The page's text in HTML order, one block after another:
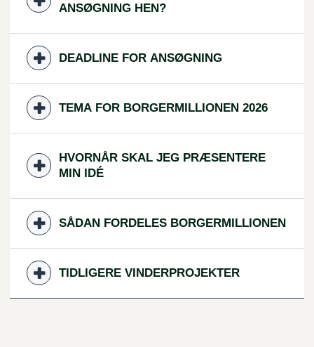
ANSØGNING HEN?
DEADLINE FOR ANSØGNING
TEMA FOR BORGERMILLIONEN 2026
HVORNÅR SKAL JEG PRÆSENTERE
MIN IDÉ
SÅDAN FORDELES BORGERMILLIONEN
TIDLIGERE VINDERPROJEKTER